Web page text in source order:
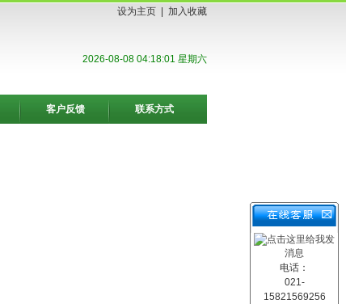
设为主页 加入收藏
2026-08-08 04:18:02 星期六
客户反馈 联系方式
电话：
021-
15821569256